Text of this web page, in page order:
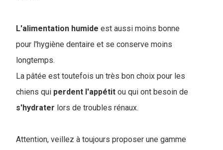
L'alimentation humide est aussi moins bonne
pour l'hygiène dentaire et se conserve moins
longtemps.
La pâtée est toutefois un très bon choix pour les
chiens qui perdent l'appétit ou qui ont besoin de
s'hydrater lors de troubles rénaux.
Attention, veillez à toujours proposer une gamme